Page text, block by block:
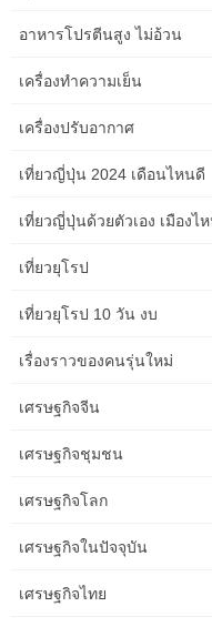
hockey, showcasing talent
hockey teams in Albany
Junior Hockey
Development
The foundation for hockey
leagues and robust youth
area are crucial.
Organizations like the
local rinks foster talent
players develop is a
Actionable Takeaway:
teams and youth
อาหารโปรตีนสูง ไม่อ้วน
เครื่องทำความเย็น
เครื่องปรับอากาศ
เที่ยวญี่ปุ่น 2024 เดือนไหนดี
เที่ยวญี่ปุ่นด้วยตัวเอง เมืองไ
เที่ยวยุโรป
เที่ยวยุโรป 10 วัน งบ
เรื่องราวของคนรุ่นใหม่
เศรษฐกิจจีน
เศรษฐกิจชุมชน
เศรษฐกิจโลก
เศรษฐกิจในปัจจุบัน
เศรษฐกิจไทย